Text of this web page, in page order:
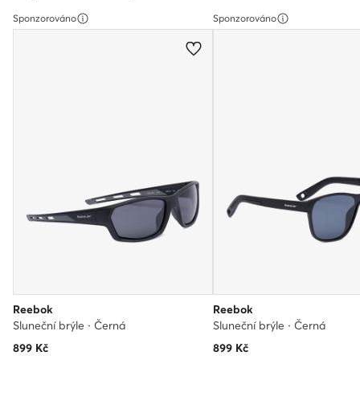
Sponzorováno
Reebok
Sluneční brýle · Černá
899 Kč
Sponzorováno
Reebok
Sluneční brýle · Černá
899Kč